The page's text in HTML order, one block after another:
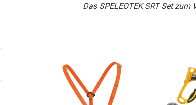
Das SPELEOTEK SRT Set